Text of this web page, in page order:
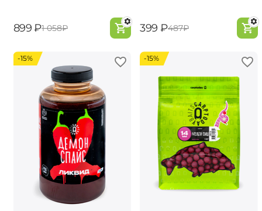
‍899‍ ₽‍1 058‍₽ ‍399‍ ₽‍487‍₽
-15% -15%